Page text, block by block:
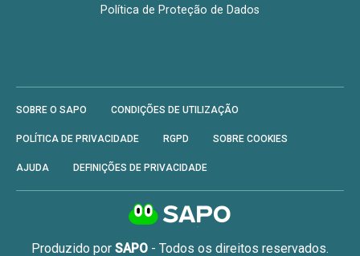
Política de Proteção de Dados
SOBRE O SAPO CONDIÇÕES DE UTILIZAÇÃO
POLÍTICA DE PRIVACIDADE RGPD SOBRE COOKIES
AJUDA DEFINIÇÕES DE PRIVACIDADE
Produzido por SAPO - Todos os direitos reservados.